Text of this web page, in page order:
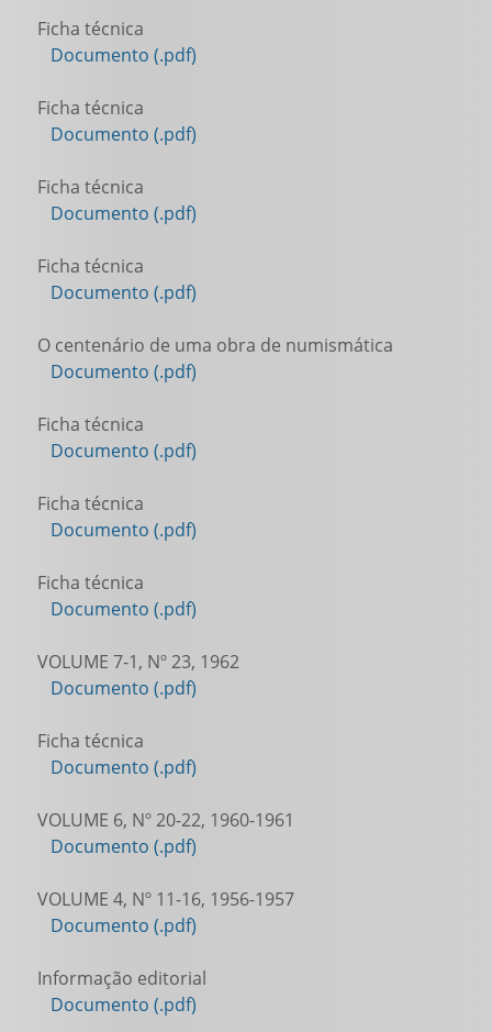
Ficha técnica
Documento (.pdf)
Ficha técnica
Documento (.pdf)
Ficha técnica
Documento (.pdf)
Ficha técnica
Documento (.pdf)
O centenário de uma obra de numismática
Documento (.pdf)
Ficha técnica
Documento (.pdf)
Ficha técnica
Documento (.pdf)
Ficha técnica
Documento (.pdf)
VOLUME 7-1, Nº 23, 1962
Documento (.pdf)
Ficha técnica
Documento (.pdf)
VOLUME 6, Nº 20-22, 1960-1961
Documento (.pdf)
VOLUME 4, Nº 11-16, 1956-1957
Documento (.pdf)
Informação editorial
Documento (.pdf)